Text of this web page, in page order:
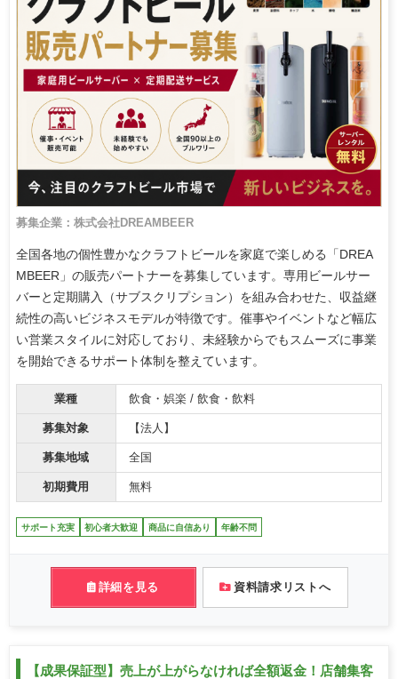
募集企業：株式会社DREAMBEER
全国各地の個性豊かなクラフトビールを家庭で楽しめる「DREA
MBEER」の販売パートナーを募集しています。専用ビールサー
バーと定期購入（サブスクリプション）を組み合わせた、収益継
続性の高いビジネスモデルが特徴です。催事やイベントなど幅広
い営業スタイルに対応しており、未経験からでもスムーズに事業
を開始できるサポート体制を整えています。
業種 飲食・娯楽 / 飲食・飲料
募集対象 【法人】
募集地域 全国
初期費用 無料
サポート充実 初心者大歓迎 商品に自信あり 年齢不問
詳細を見る 資料請求リストへ
【成果保証型】売上が上がらなければ全額返金！店舗集客